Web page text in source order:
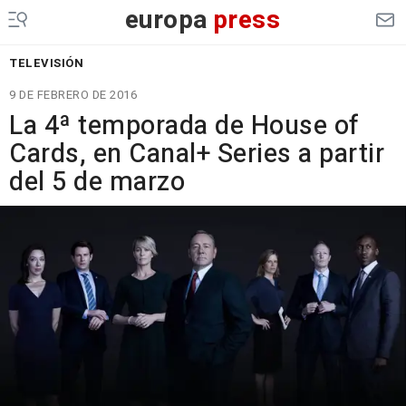
europa press
TELEVISIÓN
9 DE FEBRERO DE 2016
La 4ª temporada de House of
Cards, en Canal+ Series a partir
del 5 de marzo